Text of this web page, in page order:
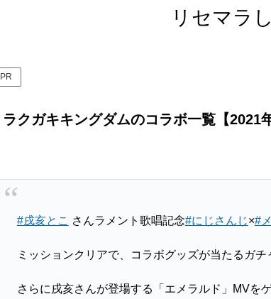
リセマラ
PR
ラクガキキングダムのコラボ一覧【2021
#戌亥とこ さんラメント歌唱記念#にじさんじ×#
ミッションクリアで、コラボグッズが当たるガ
さらに戌亥さんが登場する「エメラルド」MVを